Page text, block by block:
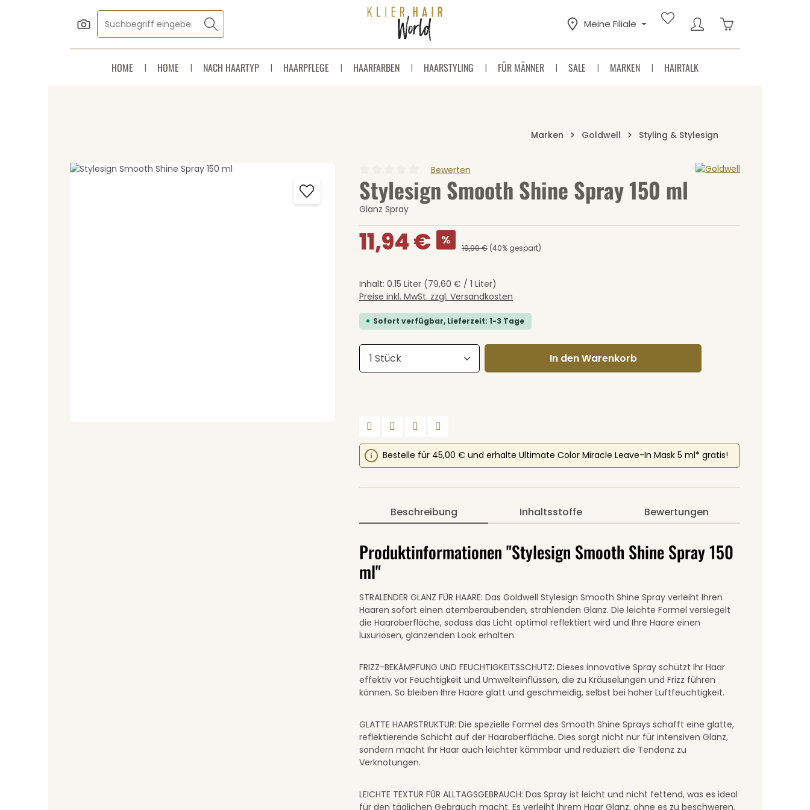
Zum Hauptinhalt springen
Zur Suche springen
Zur Hauptnavigation springen
Meine Filiale Warenkorb
HOME HOME NACH HAARTYP HAARPFLEGE HAARFARBEN HAARSTYLING FÜR MÄNNER SALE MARKEN HAIRTALK
Marken Goldwell Styling & Stylesign
Bildergalerie überspringen
Durchschnittliche Bewertung von 0 von 5 Sternen
Bewerten
Stylesign Smooth Shine Spray 150 ml
Glanz Spray
Verkaufspreis:
11,94 € %
19,90 € (40% gespart)
Inhalt: 0.15 Liter (79,60 € / 1 Liter)
Preise inkl. MwSt. zzgl. Versandkosten
Sofort verfügbar, Lieferzeit: 1-3 Tage
Produkt Anzahl: Gib den gewünschten Wert ein oder benutze
In den Warenkorb
Bestelle für 45,00 € und erhalte Ultimate Color Miracle Leave-In Mask 5 ml* gratis!
Beschreibung Inhaltsstoffe Bewertungen
Produktinformationen "Stylesign Smooth Shine Spray 150
ml"
STRALENDER GLANZ FÜR HAARE: Das Goldwell Stylesign Smooth Shine Spray verleiht Ihren
Haaren sofort einen atemberaubenden, strahlenden Glanz. Die leichte Formel versiegelt
die Haaroberfläche, sodass das Licht optimal reflektiert wird und Ihre Haare einen
luxuriösen, glänzenden Look erhalten.
FRIZZ-BEKÄMPFUNG UND FEUCHTIGKEITSSCHUTZ: Dieses innovative Spray schützt Ihr Haar
effektiv vor Feuchtigkeit und Umwelteinflüssen, die zu Kräuselungen und Frizz führen
können. So bleiben Ihre Haare glatt und geschmeidig, selbst bei hoher Luftfeuchtigkeit.
GLATTE HAARSTRUKTUR: Die spezielle Formel des Smooth Shine Sprays schafft eine glatte,
reflektierende Schicht auf der Haaroberfläche. Dies sorgt nicht nur für intensiven Glanz,
sondern macht Ihr Haar auch leichter kämmbar und reduziert die Tendenz zu
Verknotungen.
LEICHTE TEXTUR FÜR ALLTAGSGEBRAUCH: Das Spray ist leicht und nicht fettend, was es ideal
für den täglichen Gebrauch macht. Es verleiht Ihrem Haar Glanz, ohne es zu beschweren,